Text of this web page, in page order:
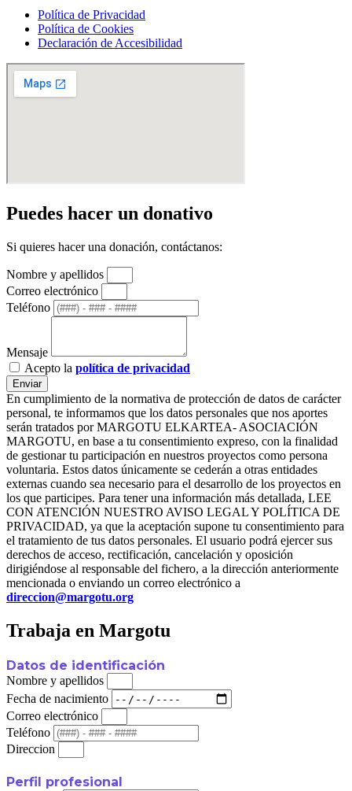
Política de Privacidad
Política de Cookies
Declaración de Accesibilidad
Puedes hacer un donativo
Si quieres hacer una donación, contáctanos:
Nombre y apellidos
Correo electrónico
Teléfono
Mensaje
Acepto la política de privacidad
Enviar
En cumplimiento de la normativa de protección de datos de carácter
personal, te informamos que los datos personales que nos aportes
serán tratados por MARGOTU ELKARTEA- ASOCIACIÓN
MARGOTU, en base a tu consentimiento expreso, con la finalidad
de gestionar tu participación en nuestros proyectos como persona
voluntaria. Estos datos únicamente se cederán a otras entidades
externas cuando sea necesario para el desarrollo de los proyectos en
los que participes. Para tener una información más detallada, LEE
CON ATENCIÓN NUESTRO AVISO LEGAL Y POLÍTICA DE
PRIVACIDAD, ya que la aceptación supone tu consentimiento para
el tratamiento de tus datos personales. El usuario podrá ejercer sus
derechos de acceso, rectificación, cancelación y oposición
dirigiéndose al responsable del fichero, a la dirección anteriormente
mencionada o enviando un correo electrónico a
direccion@margotu.org
Trabaja en Margotu
Datos de identificación
Nombre y apellidos
Fecha de nacimiento
Correo electrónico
Teléfono
Direccion
Perfil profesional